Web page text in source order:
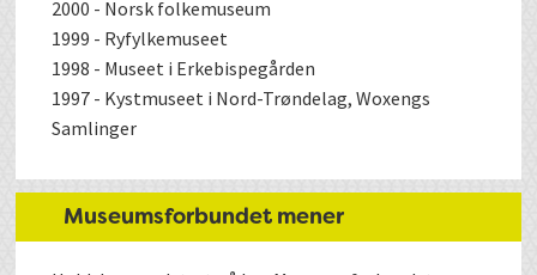
2000 - Norsk folkemuseum
1999 - Ryfylkemuseet
1998 - Museet i Erkebispegården
1997 - Kystmuseet i Nord-Trøndelag, Woxengs
Samlinger
Museumsforbundet mener